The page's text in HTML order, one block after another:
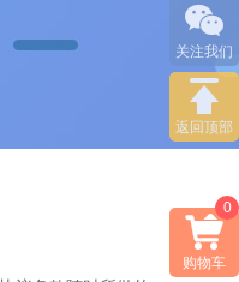

关注我们

返回顶部

购物车
0